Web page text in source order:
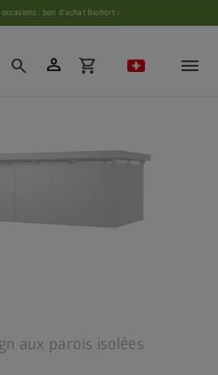
: bon d’achat Biohort ›
search person shopping_cart
aux parois isolées